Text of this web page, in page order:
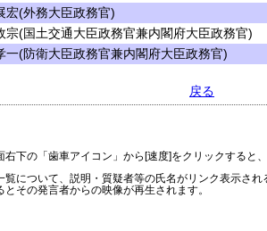
(外務大臣政務官)
(国土交通大臣政務官兼内閣府大臣政務官)
(防衛大臣政務官兼内閣府大臣政務官)
戻る
右下の「歯車アイコン」から[速度]をクリックすると
覧について、説明・質疑者等の氏名がリンク表示さ
とその発言者からの映像が再生されます。